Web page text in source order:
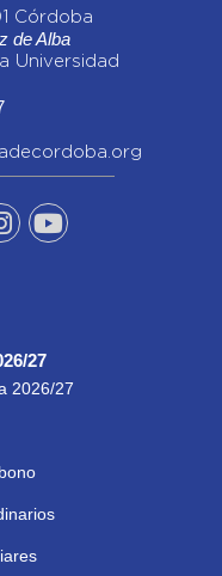
Córdoba
de Alba
Universidad
27
2026/27